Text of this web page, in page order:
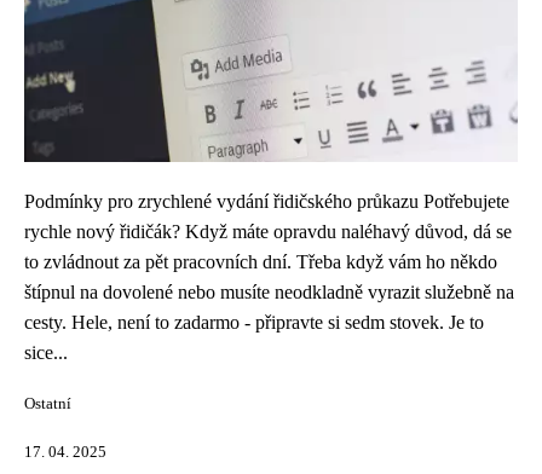
Podmínky pro zrychlené vydání řidičského průkazu Potřebujete
rychle nový řidičák? Když máte opravdu naléhavý důvod, dá se
to zvládnout za pět pracovních dní. Třeba když vám ho někdo
štípnul na dovolené nebo musíte neodkladně vyrazit služebně na
cesty. Hele, není to zadarmo - připravte si sedm stovek. Je to
sice...
Ostatní
17. 04. 2025